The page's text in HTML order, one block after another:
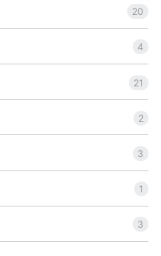
20
4
21
2
3
1
3